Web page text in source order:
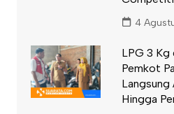
4
LPG 3 Kg
Pemkot
Hingga